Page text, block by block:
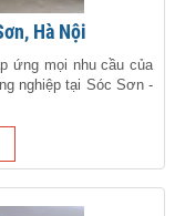
Hà Nội
ứng mọi nhu cầu của
nghiệp tại Sóc Sơn -